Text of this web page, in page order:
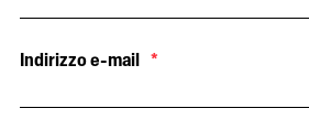
Indirizzo e-mail *